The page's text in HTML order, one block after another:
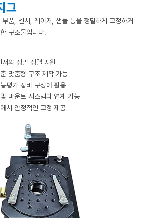
그
부품, 센서, 레이저, 샘플 등을 정밀하게 고정하거
구조물입니다.
의 정밀 정렬 지원
맞춤형 구조 제작 가능
평가 장비 구성에 활용
마운트 시스템과 연계 가능
서 안정적인 고정 제공